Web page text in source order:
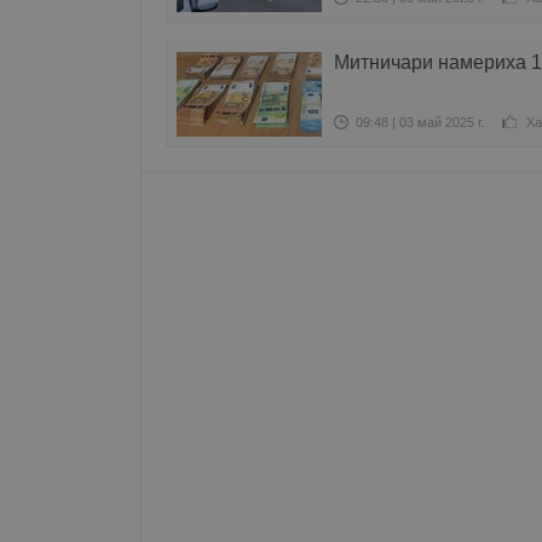
Митничари намериха
09:48 | 03 май 2025 г.